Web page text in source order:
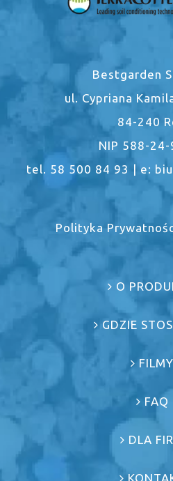
Bestgarden
ul. Cypriana
84-240
NIP 588-
tel. 58 500 84 93 | e:
Polityka
O
GDZIE
FILMY
FAQ
DLA